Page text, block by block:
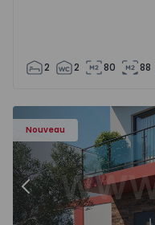
2 2 80 88
Nouveau
Précédent